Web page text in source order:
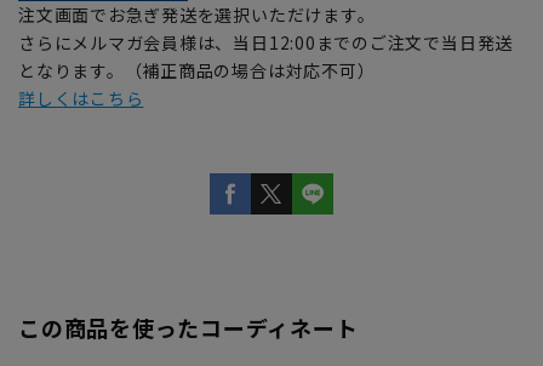
注文画面でお急ぎ発送を選択いただけます。
さらにメルマガ会員様は、当日12:00までのご注文で当日発送
となります。（補正商品の場合は対応不可）
詳しくはこちら
この商品を使ったコーディネート